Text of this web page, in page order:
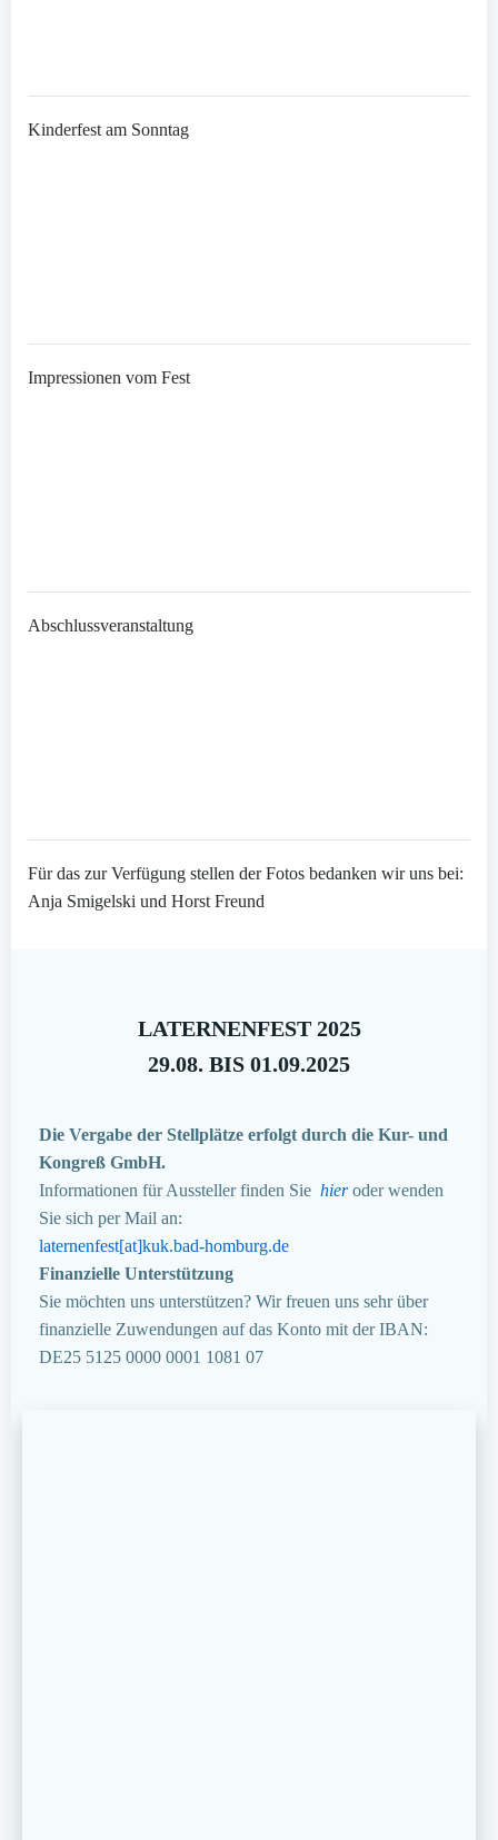
Kinderfest am Sonntag
Impressionen vom Fest
Abschlussveranstaltung
Für das zur Verfügung stellen der Fotos bedanken wir uns bei:
Anja Smigelski und Horst Freund
LATERNENFEST 2025
29.08. BIS 01.09.2025
Die Vergabe der Stellplätze erfolgt durch die Kur- und
Kongreß GmbH.
Informationen für Aussteller finden Sie hieroder wenden
Sie sich per Mail an:
laternenfest[at]kuk.bad-homburg.de
Finanzielle Unterstützung
Sie möchten uns unterstützen? Wir freuen uns sehr über
finanzielle Zuwendungen auf das Konto mit der IBAN:
DE25 5125 0000 0001 1081 07